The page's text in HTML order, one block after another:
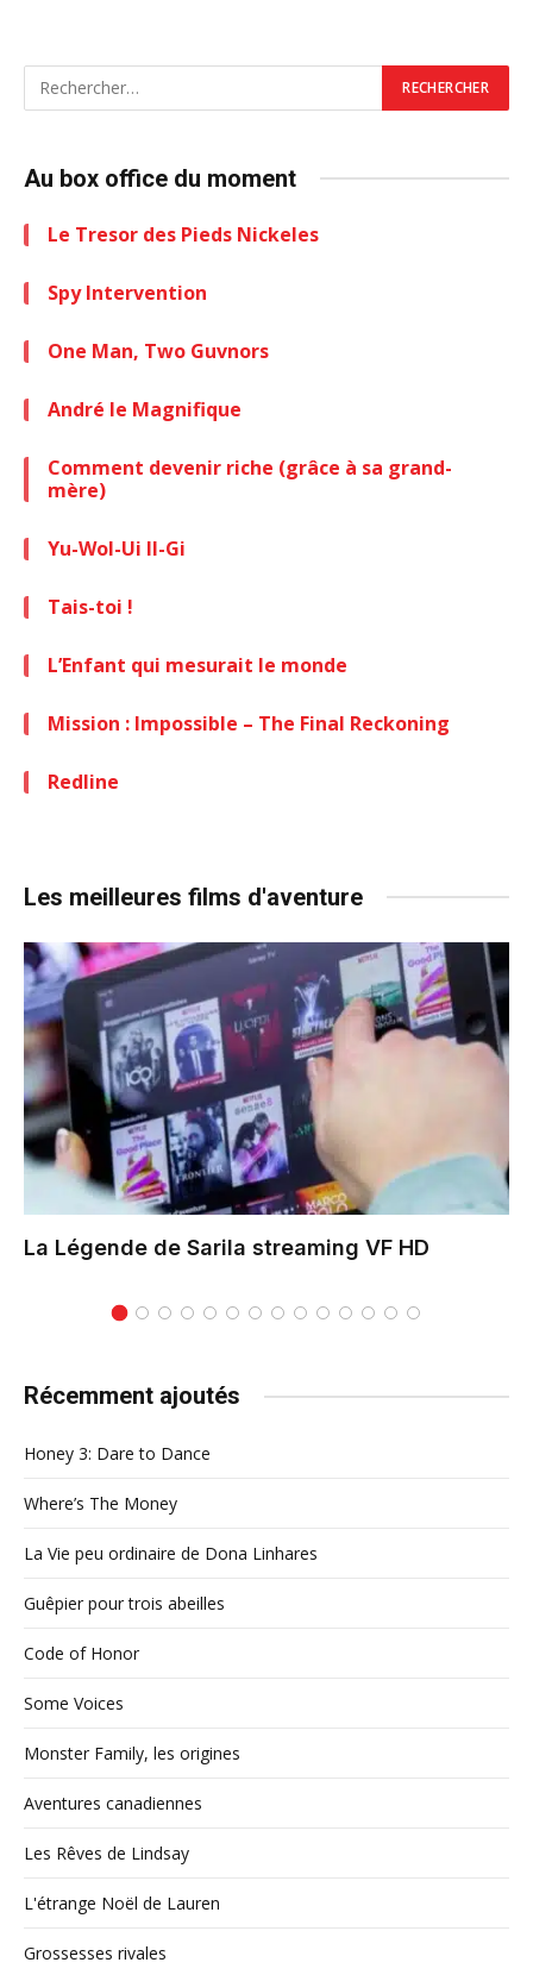
Au box office du moment
Le Tresor des Pieds Nickeles
Spy Intervention
One Man, Two Guvnors
André le Magnifique
Comment devenir riche (grâce à sa grand-
mère)
Yu-Wol-Ui Il-Gi
Tais-toi !
L’Enfant qui mesurait le monde
Mission : Impossible – The Final Reckoning
Redline
Les meilleures films d'aventure
La Légende de Sarila streaming VF HD
Récemment ajoutés
Honey 3: Dare to Dance
Where’s The Money
La Vie peu ordinaire de Dona Linhares
Guêpier pour trois abeilles
Code of Honor
Some Voices
Monster Family, les origines
Aventures canadiennes
Les Rêves de Lindsay
L'étrange Noël de Lauren
Grossesses rivales